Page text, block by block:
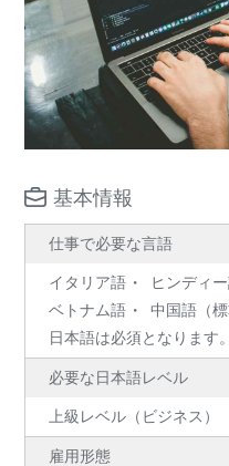
基本情報
仕事で必要な言語
イタリア語 ヒンディ
ベトナム語
中国語（標
日本語は必須となります。
必要な日本語レベル
上級レベル（ビジネス）
雇用形態